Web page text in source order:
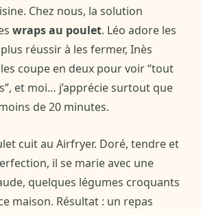
Chez nous, la solution
wraps au poulet. Léo adore les
réussir à les fermer, Inès
coupe en deux pour voir “tout
et moi… j’apprécie surtout que
de 20 minutes.
cuit au Airfryer. Doré, tendre et
il se marie avec une
quelques légumes croquants
maison. Résultat : un repas